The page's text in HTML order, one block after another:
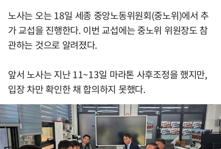
노사는 오는 18일 세종 중앙노동위원회(중노위)에서 추
가 교섭을 진행한다. 이번 교섭에는 중노위 위원장도 참
관하는 것으로 알려졌다.
앞서 노사는 지난 11~13일 마라톤 사후조정을 했지만,
입장 차만 확인한 채 합의하지 못했다.